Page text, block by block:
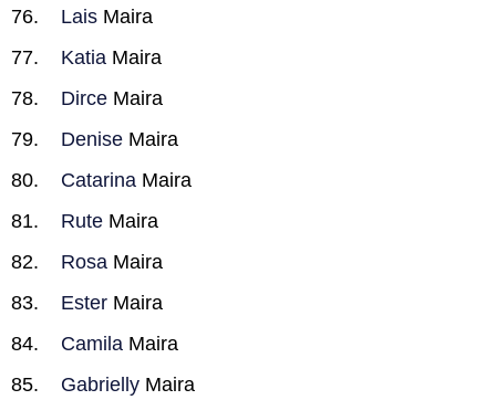
Lais Maira
Katia Maira
Dirce Maira
Denise Maira
Catarina Maira
Rute Maira
Rosa Maira
Ester Maira
Camila Maira
Gabrielly Maira